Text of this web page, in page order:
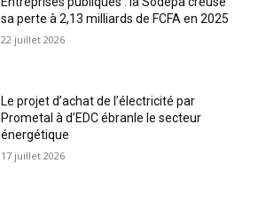
sa perte à 2,13 milliards de FCFA en 2025
22 juillet 2026
Le projet d’achat de l’électricité par
Prometal à d’EDC ébranle le secteur
énergétique
17 juillet 2026